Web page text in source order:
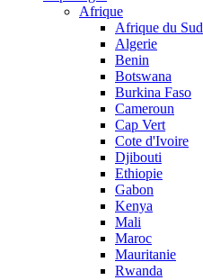
Afrique
Afrique du Sud
Algerie
Benin
Botswana
Burkina Faso
Cameroun
Cap Vert
Cote d'Ivoire
Djibouti
Ethiopie
Gabon
Kenya
Mali
Maroc
Mauritanie
Rwanda